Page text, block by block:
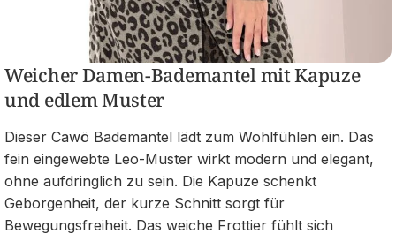
Weicher Damen-Bademantel mit Kapuze
und edlem Muster
Dieser Cawö Bademantel lädt zum Wohlfühlen ein. Das
fein eingewebte Leo-Muster wirkt modern und elegant,
ohne aufdringlich zu sein. Die Kapuze schenkt
Geborgenheit, der kurze Schnitt sorgt für
Bewegungsfreiheit. Das weiche Frottier fühlt sich